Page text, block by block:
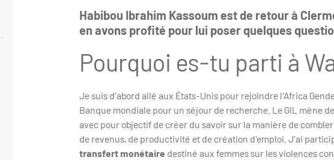
Habibou Ibrahim Kassoum est de retour à
en avons profité pour lui poser quelques
Pourquoi es-tu parti à
Je suis d'abord allé aux États-Unis pour rejoindre l'Africa
Banque mondiale pour un séjour de recherche. Le GIL mène
avec pour objectif de créer du savoir sur la manière de
de revenus, de productivité et de création d'emploi. J'ai
transfert monétaire destiné aux femmes sur les violences